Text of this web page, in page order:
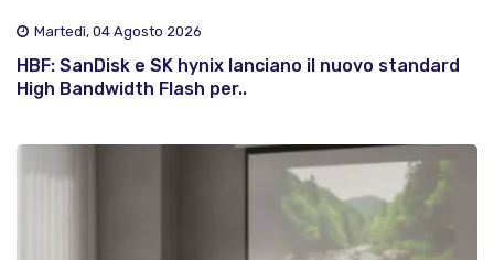
Martedì, 04 Agosto 2026
HBF: SanDisk e SK hynix lanciano il nuovo standard
High Bandwidth Flash per..